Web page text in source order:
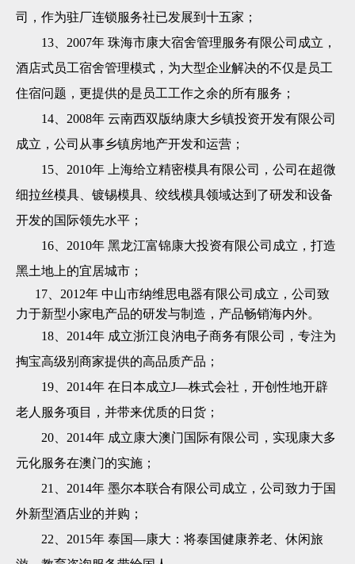
司
，作为驻厂连锁服务社已发展到十五家；
13、2007年 珠海市康大宿舍管理服务有限公司成立，
酒店式员工宿舍管理模式，为大型企业解决的不仅是员工
住宿问题，更提供的是员工工作之余的所有服务；
14、2008年 云南西双版纳康大乡镇投资开发有限公司
成立，公司从事乡镇房地产开发和运营；
15、2010年
上海给立精密模具有限公司
，公司在超微
细拉丝模具、镀锡模具、绞线模具领域达到了研发和设备
开发的国际领先水平；
16、 2010年 黑龙江富锦康大投资有限公司成立，打造
黑土地上的宜居城市；
17、2012年 中山市纳维思电器有限公司成立，公司致
力于新型小家电产品的研发与制造，产品畅销海内外。
18、2014年 成立浙江良汭电子商务有限公司
，专注为
掏宝高级别商家提供的高品质产品；
19、2014年 在日本成立J—株式会社，开创性地开辟
老人服务项目，并带来优质的日货；
20、2014年 成立康大澳门国际有限公司，实现康大多
元化服务在澳门的实施；
21、2014年 墨尔本联合有限公司成立，公司致力于国
外新型酒店业的并购；
22、2015年 泰国—康大：将泰国健康养老、休闲旅